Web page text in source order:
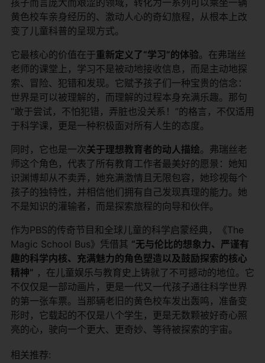
黄色校车亲身经历的、激动人心的奇幻旅程，从根本上改
变了儿童科普的呈现方式。
它最核心的价值在于重新定义了“学习”的体验。在弗瑞丝
老师的课堂上，学习不是被动地接收信息，而是主动地探
索、冒险、犯错和发现。它赋予孩子们一种宝贵的信念：
世界是可以被理解的，而理解的过程本身充满乐趣。那句
“敢于尝试，不怕犯错，弄脏也没关系！”的格言，不仅适用
于科学课，更是一种积极面对所有人生的态度。
同时，它也是一次关于理想教育者的动人描绘。弗瑞丝老
师这个角色，代表了所有教育工作者最美好的愿景：她知
识渊博却从不卖弄，她充满激情且无限包容，她珍视每个
孩子的独特性，并相信他们拥有自己发现真理的能力。她
不是知识的灌输者，而是探索旅程的向导和伙伴。
作为PBS的传奇节目和全球儿童的科学启蒙经典，《The
Magic School Bus》凭借其 “无与伦比的想象力、严谨有
趣的科学内核、充满魅力的角色塑造以及鼓励探索的核心
精神” ​ ，在儿童娱乐与教育史上铸就了不可撼动的地位。它
不仅仅是一部动画片，更是一代又一代孩子通往科学世界
的第一张车票。当那辆老旧的黄色校车发出轰鸣，准备变
形时，它载起的不仅是八个学生，更是无数颗被好奇心照
亮的心，驶向一个更大、更奇妙、等待被探索的宇宙。
相关推荐: